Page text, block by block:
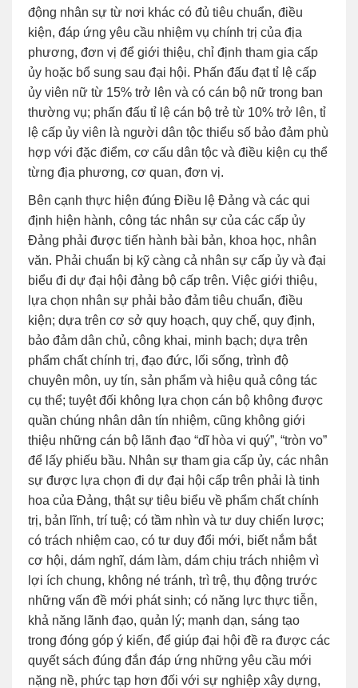
động nhân sự từ nơi khác có đủ tiêu chuẩn, điều
kiện, đáp ứng yêu cầu nhiệm vụ chính trị của địa
phương, đơn vị để giới thiệu, chỉ định tham gia cấp
ủy hoặc bổ sung sau đại hội. Phấn đấu đạt tỉ lệ cấp
ủy viên nữ từ 15% trở lên và có cán bộ nữ trong ban
thường vụ; phấn đấu tỉ lệ cán bộ trẻ từ 10% trở lên, tỉ
lệ cấp ủy viên là người dân tộc thiểu số bảo đảm phù
hợp với đặc điểm, cơ cấu dân tộc và điều kiện cụ thể
từng địa phương, cơ quan, đơn vị.
Bên cạnh thực hiện đúng Điều lệ Đảng và các qui
định hiện hành, công tác nhân sự của các cấp ủy
Đảng phải được tiến hành bài bản, khoa học, nhân
văn. Phải chuẩn bị kỹ càng cả nhân sự cấp ủy và đại
biểu đi dự đại hội đảng bộ cấp trên. Việc giới thiệu,
lựa chọn nhân sự phải bảo đảm tiêu chuẩn, điều
kiện; dựa trên cơ sở quy hoạch, quy chế, quy định,
bảo đảm dân chủ, công khai, minh bạch; dựa trên
phẩm chất chính trị, đạo đức, lối sống, trình độ
chuyên môn, uy tín, sản phẩm và hiệu quả công tác
cụ thể; tuyệt đối không lựa chọn cán bộ không được
quần chúng nhân dân tín nhiệm, cũng không giới
thiệu những cán bộ lãnh đạo “dĩ hòa vi quý”, “tròn vo”
để lấy phiếu bầu. Nhân sự tham gia cấp ủy, các nhân
sự được lựa chọn đi dự đại hội cấp trên phải là tinh
hoa của Đảng, thật sự tiêu biểu về phẩm chất chính
trị, bản lĩnh, trí tuệ; có tầm nhìn và tư duy chiến lược;
có trách nhiệm cao, có tư duy đổi mới, biết nắm bắt
cơ hội, dám nghĩ, dám làm, dám chịu trách nhiệm vì
lợi ích chung, không né tránh, trì trệ, thụ động trước
những vấn đề mới phát sinh; có năng lực thực tiễn,
khả năng lãnh đạo, quản lý; mạnh dạn, sáng tạo
trong đóng góp ý kiến, để giúp đại hội đề ra được các
quyết sách đúng đắn đáp ứng những yêu cầu mới
nặng nề, phức tạp hơn đối với sự nghiệp xây dựng,